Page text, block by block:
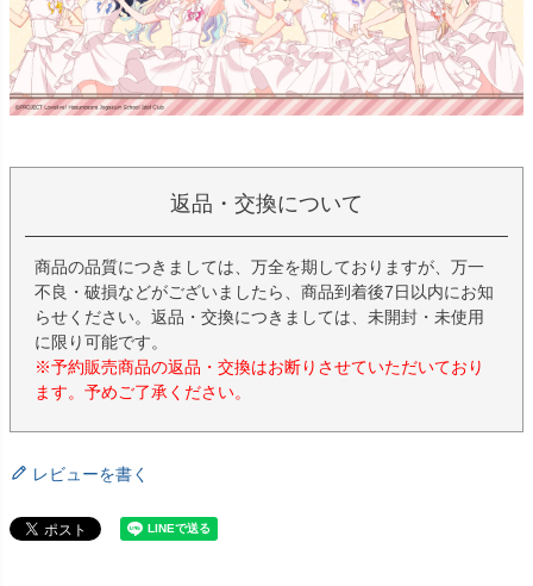
返品・交換について
商品の品質につきましては、万全を期しておりますが、万一
不良・破損などがございましたら、商品到着後7日以内にお知
らせください。返品・交換につきましては、未開封・未使用
に限り可能です。
※予約販売商品の返品・交換はお断りさせていただいており
ます。予めご了承ください。
レビューを書く